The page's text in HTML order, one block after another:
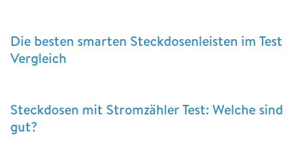
Die besten smarten Steckdosenleisten im Test
Vergleich
Steckdosen mit Stromzähler Test: Welche sind
gut?